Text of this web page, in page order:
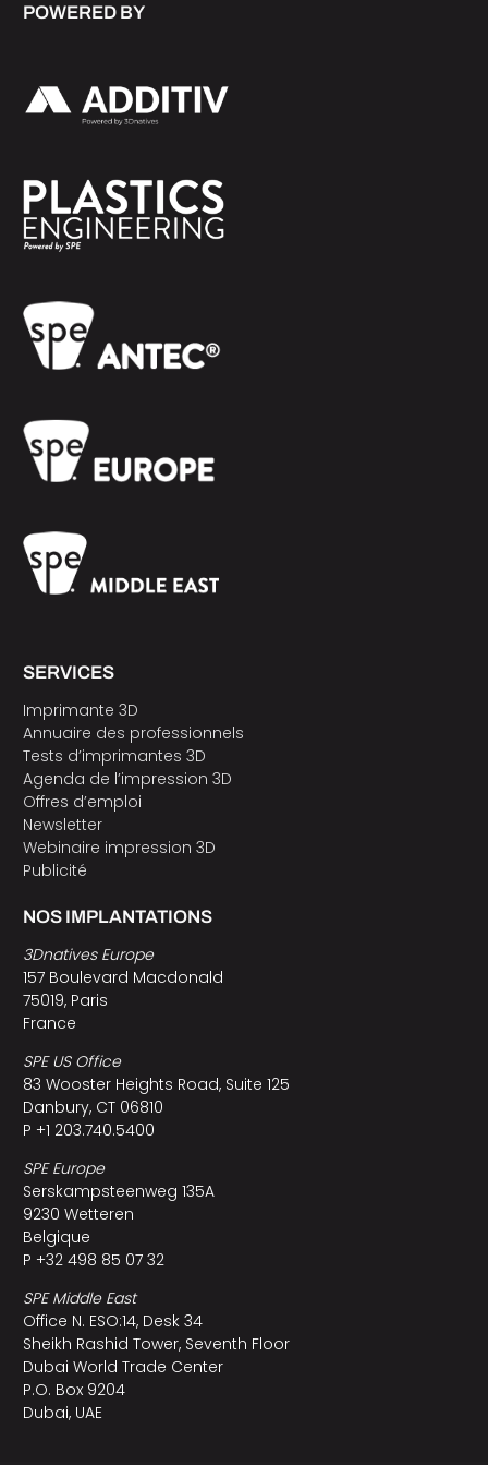
POWERED BY
SERVICES
Imprimante 3D
Annuaire des professionnels
Tests d’imprimantes 3D
Agenda de l’impression 3D
Offres d’emploi
Newsletter
Webinaire impression 3D
Publicité
NOS IMPLANTATIONS
3Dnatives Europe
157 Boulevard Macdonald
75019, Paris
France
SPE US Office
83 Wooster Heights Road, Suite 125
Danbury, CT 06810
P +1 203.740.5400
SPE Europe
Serskampsteenweg 135A
9230 Wetteren
Belgique
P +32 498 85 07 32
SPE Middle East
Office N. ESO:14, Desk 34
Sheikh Rashid Tower, Seventh Floor
Dubai World Trade Center
P.O. Box 9204
Dubai, UAE